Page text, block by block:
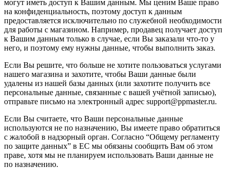
могут иметь доступ к Вашим данным. Мы ценим Ваше право
на конфиденциальность, поэтому доступ к данным
предоставляется исключительно по служебной необходимости
для работы с магазином. Например, продавец получает доступ
к Вашим данным только в случае, если Вы заказали что-то у
него, и поэтому ему нужны данные, чтобы выполнить заказ.
Если Вы решите, что больше не хотите пользоваться услугами
нашего магазина и захотите, чтобы Ваши данные были
удалены из нашей базы данных (или захотите получить все
персональные данные, связанные с вашей учётной записью),
отправьте письмо на электронный адрес support@ppmaster.ru.
Если Вы считаете, что Ваши персональные данные
используются не по назначению, Вы имеете право обратиться
с жалобой в надзорный орган. Согласно “Общему регламенту
по защите данных” в ЕС мы обязаны сообщить Вам об этом
праве, хотя мы не планируем использовать Ваши данные не
по назначению.